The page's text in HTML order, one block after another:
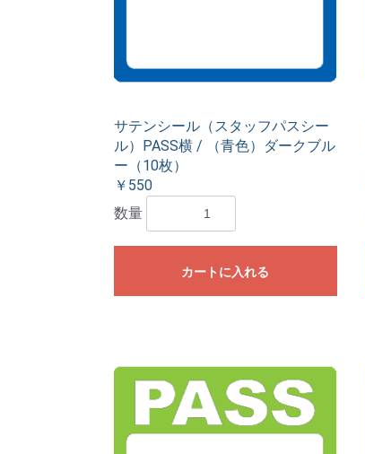
サテンシール（スタッフパスシー
ル）PASS横 / （青色）ダークブル
ー（10枚）
￥550
数量
カートに入れる